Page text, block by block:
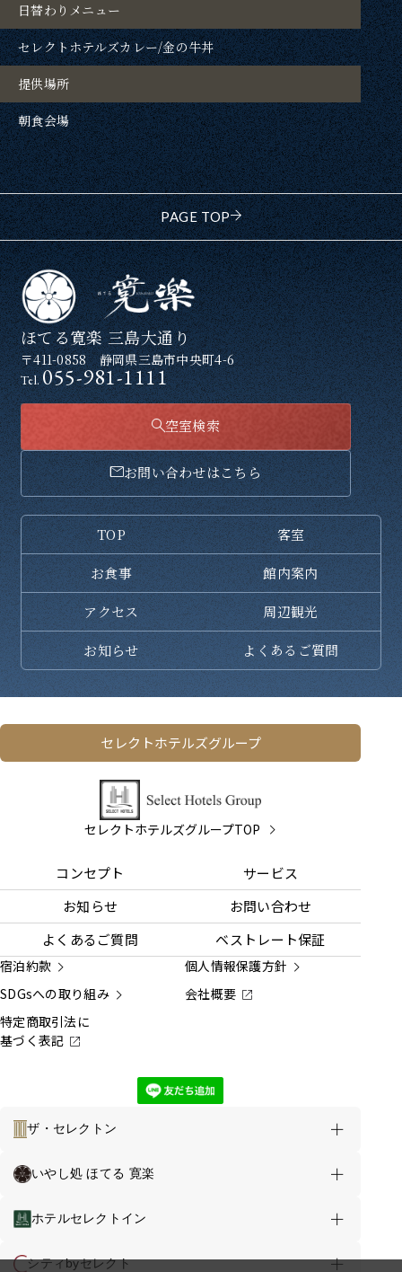
日替わりメニュー
セレクトホテルズカレー/金の牛丼
提供場所
朝食会場
PAGE TOP
ほてる寛楽 三島大通り
〒411-0858 静岡県三島市中央町4-6
Tel.055-981-1111
空室検索
お問い合わせはこちら
TOP 客室
お食事 館内案内
アクセス 周辺観光
お知らせ よくあるご質問
セレクトホテルズグループ
セレクトホテルズグループTOP
コンセプト
サービス
お知らせ
お問い合わせ
よくあるご質問
ベストレート保証
宿泊約款
個人情報保護方針
SDGsへの取り組み
会社概要
特定商取引法に
基づく表記
ザ・セレクトン
いやし処 ほてる 寛楽
ホテルセレクトイン
シティbyセレクト